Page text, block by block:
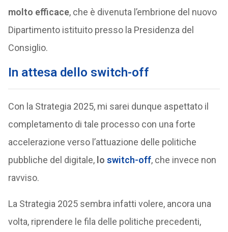
molto efficace, che è divenuta l’embrione del nuovo
Dipartimento istituito presso la Presidenza del
Consiglio.
In attesa dello switch-off
Con la Strategia 2025, mi sarei dunque aspettato il
completamento di tale processo con una forte
accelerazione verso l’attuazione delle politiche
pubbliche del digitale, lo switch-off, che invece non
ravviso.
La Strategia 2025 sembra infatti volere, ancora una
volta, riprendere le fila delle politiche precedenti,